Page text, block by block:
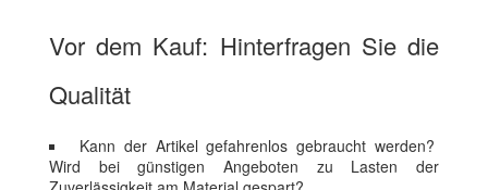
Vor dem Kauf: Hinterfragen Sie die
Qualität
Kann der Artikel gefahrenlos gebraucht werden?
Wird bei günstigen Angeboten zu Lasten der